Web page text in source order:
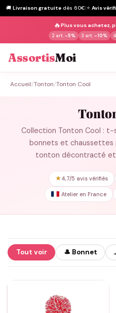
🚚 Livraison gratuite dès 60€|⭐ Avis
🔥Plus vous achetez,
2 art. -5% 3 art. -10%
AssortisMoi
Accueil/Tonton/Tonton Cool
Collection Tonton Cool :
bonnets et chaussettes
tonton décontracté et
★4,7/5 avis vérifiés
Atelier en France
Tout voir 🎩 Bonnet